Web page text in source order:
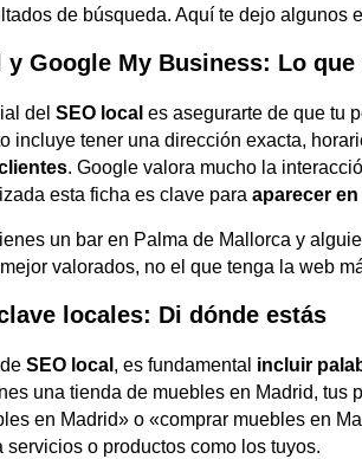
de búsqueda. Aquí te dejo algunos
y Google My Business: Lo
del SEO local es asegurarte de que tu
incluye tener una dirección exacta,
. Google valora mucho la
esta ficha es clave para aparecer
un bar en Palma de Mallorca y
valorados, no el que tenga la web
locales: Di dónde estás
SEO local , es fundamental incluir
una tienda de muebles en Madrid,
en Madrid» o «comprar muebles en
servicios o productos como los tuyos.